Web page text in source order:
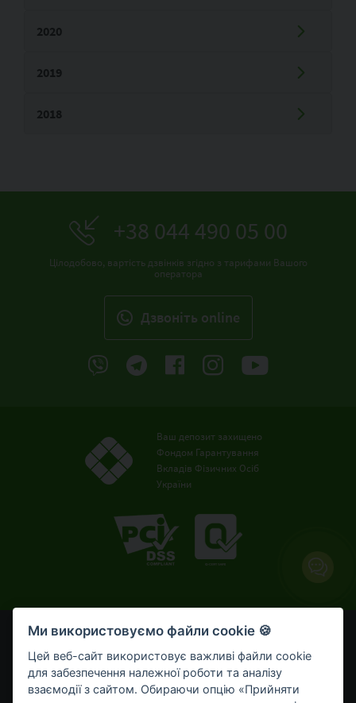
2020
2019
2018
+38 044 490 05 00
Цілодобово, вартість дзвінків згідно з тарифами Вашого
оператора
Дзвонiть online
Ваш депозит захищено
Фондом Гарантування
Вкладів Фізичних Осіб
України
© OTP Bank, 2008-2026. Усі права захищені.
Ліцензія НБУ № 191 від 05.10.2011 р.
Внесено до Державного реєстру банків №273
від 02.03.1998 р.
Ми використовуємо файли cookie 🍪
Цей веб-сайт використовує важливі файли cookie
для забезпечення належної роботи та аналізу
взаємодії з сайтом. Обираючи опцію «Прийняти